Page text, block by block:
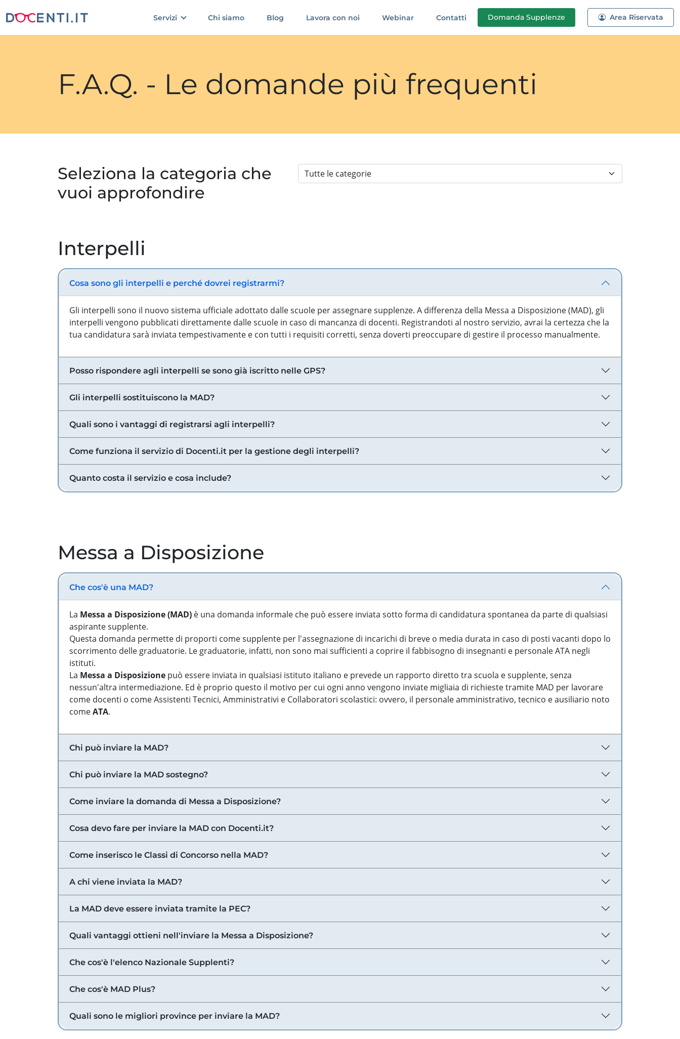
Servizi Chi siamo Blog Lavora con noi Webinar Contatti Domanda Supplenze Area Riservata
F.A.Q. - Le domande più frequenti
Seleziona la categoria che
vuoi approfondire
Interpelli
Cosa sono gli interpelli e perché dovrei registrarmi?
Gli interpelli sono il nuovo sistema ufficiale adottato dalle scuole per assegnare supplenze. A differenza della Messa a Disposizione (MAD), gli
interpelli vengono pubblicati direttamente dalle scuole in caso di mancanza di docenti. Registrandoti al nostro servizio, avrai la certezza che la
tua candidatura sarà inviata tempestivamente e con tutti i requisiti corretti, senza doverti preoccupare di gestire il processo manualmente.
Posso rispondere agli interpelli se sono già iscritto nelle GPS?
Gli interpelli sostituiscono la MAD?
Quali sono i vantaggi di registrarsi agli interpelli?
Come funziona il servizio di Docenti.it per la gestione degli interpelli?
Quanto costa il servizio e cosa include?
Messa a Disposizione
Che cos'è una MAD?
La Messa a Disposizione (MAD) è una domanda informale che può essere inviata sotto forma di candidatura spontanea da parte di qualsiasi
aspirante supplente.
Questa domanda permette di proporti come supplente per l'assegnazione di incarichi di breve o media durata in caso di posti vacanti dopo lo
scorrimento delle graduatorie. Le graduatorie, infatti, non sono mai sufficienti a coprire il fabbisogno di insegnanti e personale ATA negli
istituti.
La Messa a Disposizione può essere inviata in qualsiasi istituto italiano e prevede un rapporto diretto tra scuola e supplente, senza
nessun'altra intermediazione. Ed è proprio questo il motivo per cui ogni anno vengono inviate migliaia di richieste tramite MAD per lavorare
come docenti o come Assistenti Tecnici, Amministrativi e Collaboratori scolastici: ovvero, il personale amministrativo, tecnico e ausiliario noto
comeATA.
Chi può inviare la MAD?
Chi può inviare la MAD sostegno?
Come inviare la domanda di Messa a Disposizione?
Cosa devo fare per inviare la MAD con Docenti.it?
Come inserisco le Classi di Concorso nella MAD?
A chi viene inviata la MAD?
La MAD deve essere inviata tramite la PEC?
Quali vantaggi ottieni nell'inviare la Messa a Disposizione?
Che cos'è l'elenco Nazionale Supplenti?
Che cos'è MAD Plus?
Quali sono le migliori province per inviare la MAD?